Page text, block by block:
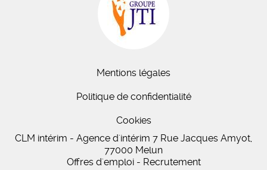
Mentions légales
Politique de confidentialité
Cookies
CLM intérim - Agence d'intérim 7 Rue Jacques Amyot,
77000 Melun
Offres d'emploi - Recrutement